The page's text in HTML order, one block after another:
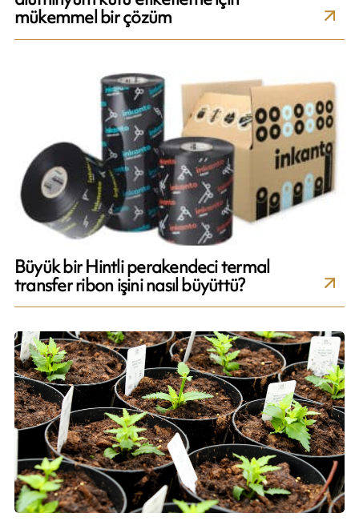
mükemmel bir çözüm
Büyük bir Hintli perakendeci termal
transfer ribon işini nasıl büyüttü?